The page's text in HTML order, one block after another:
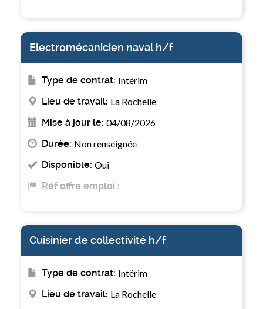
Electromécanicien naval h/f
Type de contrat: Intérim
Lieu de travail: La Rochelle
Mise à jour le: 04/08/2026
Durée: Non renseignée
Disponible: Oui
Réf offre emploi :
Cuisinier de collectivité h/f
Type de contrat: Intérim
Lieu de travail: La Rochelle